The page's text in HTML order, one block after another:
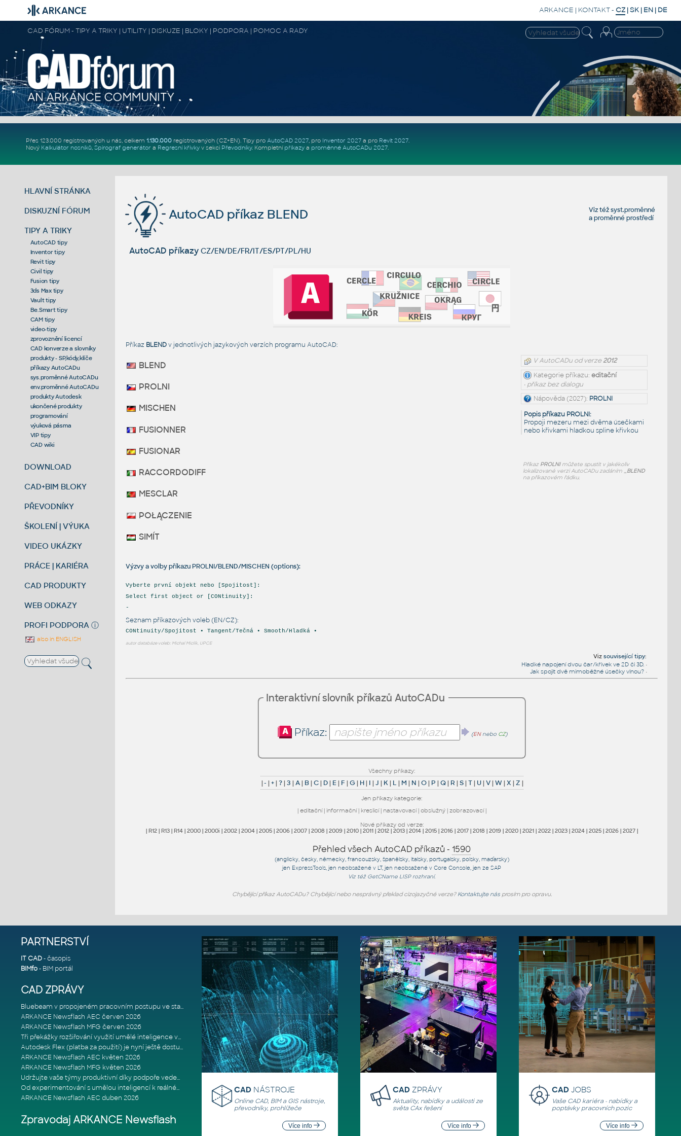
ARKANCE | KONTAKT- CZ |SK | EN | DE
CAD FÓRUM - TIPY A TRIKY | UTILITY | DISKUZE | BLOKY | PODPORA | POMOC A RADY
Přes 123.000 registrovaných u nás, celkem 1.130.000registrovaných (CZ+EN). Tipy pro AutoCAD 2027, pro Inventor 2027a pro Revit 2027.
Nový Kalkulátor nosníků, Spirograf generátor a Regresní křivkyv sekci Převodníky. Kompletní příkazya proměnné AutoCADu 2027.
HLAVNÍ STRÁNKA
DISKUZNÍ FÓRUM
TIPY A TRIKY
AutoCAD tipy
Inventor tipy
Revit tipy
Civil tipy
Fusion tipy
3ds Max tipy
Vault tipy
Be.Smart tipy
CAM tipy
video-tipy
zprovoznění licencí
CAD konverze a slovníky
produkty - SP,kódy,klíče
příkazy AutoCADu
sys.proměnné AutoCADu
env.proměnné AutoCADu
produkty Autodesk
ukončené produkty
programování
výuková pásma
VIP tipy
CAD wiki
DOWNLOAD
CAD+BIM BLOKY
PŘEVODNÍKY
ŠKOLENÍ | VÝUKA
VIDEO UKÁZKY
PRÁCE | KARIÉRA
CAD PRODUKTY
WEB ODKAZY
PROFI PODPORA ⓘ
also in ENGLISH
Viz téžsyst.proměnné
aproměnné prostředí
AutoCAD příkaz BLEND
AutoCAD příkazy CZ/EN/DE/FR/IT/ES/PT/PL/HU
Příkaz BLENDv jednotlivých jazykových verzích programu AutoCAD:
V AutoCADu od verze2012
Kategorie příkazu:editační
• příkaz bez dialogu
Nápověda (2027): PROLNI
Popis příkazu PROLNI:
Propoji mezeru mezi dvěma úsečkami
nebo křivkami hladkou spline křivkou
Příkaz PROLNImůžete spustit v jakékoliv
lokalizované verzi AutoCADu zadáním _BLEND
na příkazovém řádku.
BLEND
PROLNI
MISCHEN
FUSIONNER
FUSIONAR
RACCORDODIFF
MESCLAR
POŁĄCZENIE
SIMÍT
Výzvy a volby příkazu PROLNI/BLEND/MISCHEN (options):
Vyberte první objekt nebo [Spojitost]:
Select first object or [CONtinuity]:
-
Seznam příkazových voleb (EN/CZ):
CONtinuity/Spojitost • Tangent/Tečná • Smooth/Hladká •
autor databáze voleb: Michal Miclík, UPCE
Vizsouvisející tipy:
Hladké napojení dvou čar/křivek ve 2D či 3D. •
Jak spojit dvě mimoběžné úsečky vlnou? •
Interaktivní slovník příkazů AutoCADu
Příkaz: (ENnebo CZ)
Všechny příkazy:
|- |+|?|3 |A| B|C| D| E| F |G| H| I |J | K| L | M | N |O| P |Q| R |S|T| U|V|W|X |Z |
Jen příkazy kategorie:
| editační| informační| kreslicí| nastavovací| obslužný| zobrazovací|
Nové příkazy od verze:
| R12| R13| R14| 2000| 2000i | 2002| 2004| 2005| 2006| 2007| 2008 | 2009| 2010| 2011| 2012| 2013| 2014| 2015| 2016| 2017| 2018 | 2019| 2020| 2021| 2022| 2023| 2024| 2025| 2026| 2027|
Přehled všech AutoCAD příkazů - 1590
(anglicky, česky, německy, francouzsky, španělsky, italsky, portugalsky, polsky, maďarsky)
jen ExpressTools, jenneobsažené v LT, jenneobsažené v Core Console, jenze SAP
Viz též GetCName LISP rozhraní.
Chybějící příkaz AutoCADu? Chybějící nebo nesprávný překlad cizojazyčné verze? Kontaktujte násprosím pro opravu.
PARTNERSTVÍ
IT CAD- časopis
BIMfo- BIM portál
CAD ZPRÁVY
Bluebeam v propojeném pracovním postupu ve stavebnictví: Proč je int
ARKANCE Newsflash AEC červen 2026
ARKANCE Newsflash MFG červen 2026
Tři překážky rozšiřování využití umělé inteligence ve stavebním prům
Autodesk Flex (platba za použití) je nyní ještě dostupnější
ARKANCE Newsflash AEC květen 2026
ARKANCE Newsflash MFG květen 2026
Udržujte vaše týmy produktivní díky podpoře vedené odborníky
Od experimentování s umělou inteligencí k reálnému dopadu na podniká
ARKANCE Newsflash AEC duben 2026
Zpravodaj ARKANCE Newsflash
CAD NÁSTROJE
Online CAD, BIM a GIS nástroje,
převodníky, prohlížeče
Více info
CAD ZPRÁVY
Aktuality, nabídky a události ze
světa CAx řešení
Více info
CADJOBS
Vaše CAD kariéra - nabídky a
poptávky pracovních pozic
Více info